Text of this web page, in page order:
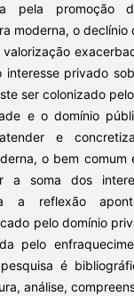
pela promoção
moderna, o declínio
privado
ser colonizado
e o domínio
e
o bem comum
a soma dos
a reflexão
pelo domínio
pelo
é
análise,